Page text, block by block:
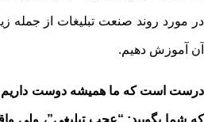
در مورد روند صنعت تبلیغات از
آن آموزش دهیم.
درست است که ما همیشه دوست داریم
که شما بگویید: “عجب تبلیغی”، ولی